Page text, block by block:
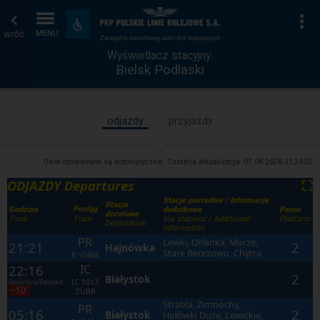
wróć MENU
Dostępność
i
udogodnienia
Wyświetlacz
stacyjny
Strona
główna
Wyświetlacz stacyjny:
Bielsk Podlaski
odjazdy przyjazdy
Dane odświeżane są automatycznie. Ostatnia aktualizacja: 07.08.2026 21:24:02
ODJAZDY Departures ⛶
Godzina
Time
Pociąg
Train
Stacja
docelowa
Destination
Stacje pośrednie / Informacje
dodatkowe
Via stations / Additional
information
Peron
Platform
21:21 PR
R 10466
Hajnówka
Lewki, Orlanka, Morze,
Stare Berezowo, Chytra
2
22:16
Opóźniony/Delayed:
~10′
IC
IC 1017
ŻUBR
Białystok
2
05:16
PR Białystok
Strabla, Zimnochy,
Hołówki Duże, Lewickie,
2